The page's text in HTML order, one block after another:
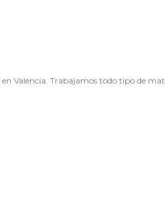
Valencia. Trabajamos todo tipo de